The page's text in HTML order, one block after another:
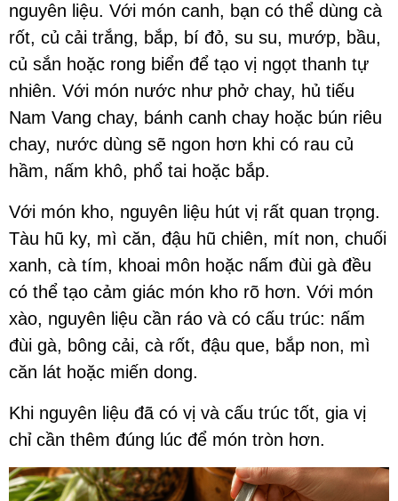
nguyên liệu. Với món canh, bạn có thể dùng cà
rốt, củ cải trắng, bắp, bí đỏ, su su, mướp, bầu,
củ sắn hoặc rong biển để tạo vị ngọt thanh tự
nhiên. Với món nước như phở chay, hủ tiếu
Nam Vang chay, bánh canh chay hoặc bún riêu
chay, nước dùng sẽ ngon hơn khi có rau củ
hầm, nấm khô, phổ tai hoặc bắp.
Với món kho, nguyên liệu hút vị rất quan trọng.
Tàu hũ ky, mì căn, đậu hũ chiên, mít non, chuối
xanh, cà tím, khoai môn hoặc nấm đùi gà đều
có thể tạo cảm giác món kho rõ hơn. Với món
xào, nguyên liệu cần ráo và có cấu trúc: nấm
đùi gà, bông cải, cà rốt, đậu que, bắp non, mì
căn lát hoặc miến dong.
Khi nguyên liệu đã có vị và cấu trúc tốt, gia vị
chỉ cần thêm đúng lúc để món tròn hơn.